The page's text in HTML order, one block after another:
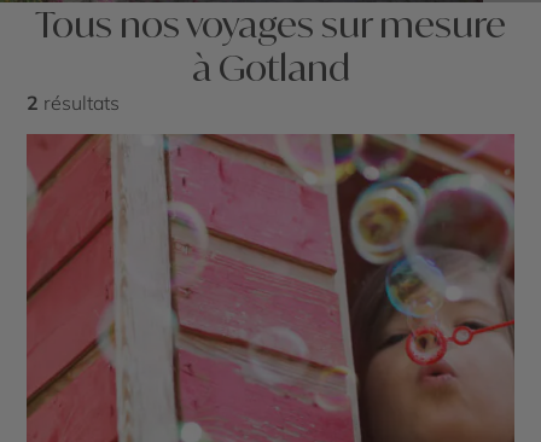
Tous nos voyages sur mesure
à Gotland
2 résultats